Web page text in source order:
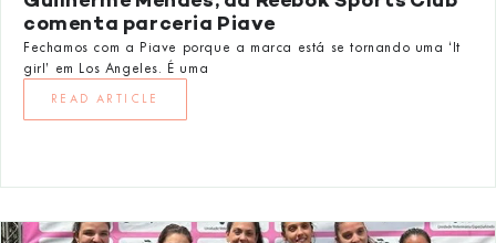
comenta parceria Piave
Fechamos com a Piave porque a marca está se tornando uma ‘It
girl’ em Los Angeles. É uma
READ ARTICLE